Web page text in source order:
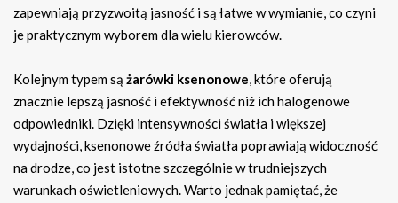
zapewniają przyzwoitą jasność i są łatwe w wymianie, co czyni
je praktycznym wyborem dla wielu kierowców.
Kolejnym typem są żarówki ksenonowe, które oferują
znacznie lepszą jasność i efektywność niż ich halogenowe
odpowiedniki. Dzięki intensywności światła i większej
wydajności, ksenonowe źródła światła poprawiają widoczność
na drodze, co jest istotne szczególnie w trudniejszych
warunkach oświetleniowych. Warto jednak pamiętać, że